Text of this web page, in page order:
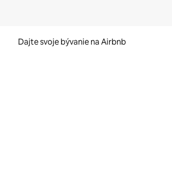
Dajte svoje bývanie na Airbnb